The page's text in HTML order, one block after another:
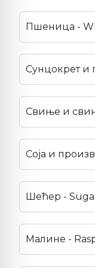
Пшеница -
Сунцокрет и
Свиње и
Соја и
Шећер -
Малине -